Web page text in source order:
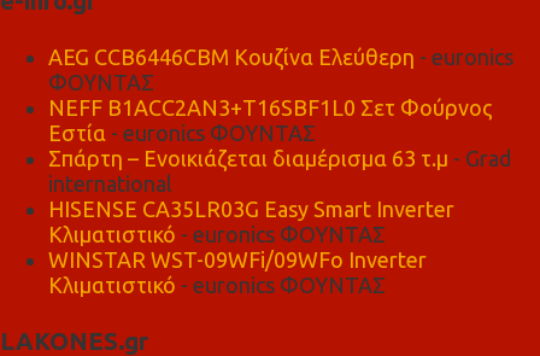
AEG CCB6446CBM Κουζίνα Ελεύθερη - euronics
ΦΟΥΝΤΑΣ
NEFF B1ACC2AN3+T16SBF1L0 Σετ Φούρνος
Εστία - euronics ΦΟΥΝΤΑΣ
Σπάρτη – Ενοικιάζεται διαμέρισμα 63 τ.μ - Grad
international
HISENSE CA35LR03G Easy Smart Inverter
Κλιματιστικό - euronics ΦΟΥΝΤΑΣ
WINSTAR WST-09WFi/09WFo Inverter
Κλιματιστικό - euronics ΦΟΥΝΤΑΣ
LAKONES.gr